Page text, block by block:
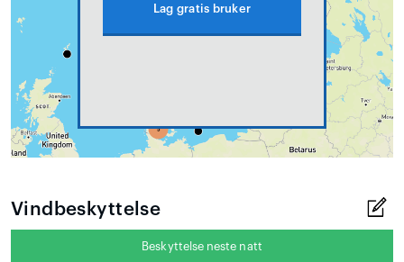
Lag gratis bruker
Vindbeskyttelse
Beskyttelse neste natt